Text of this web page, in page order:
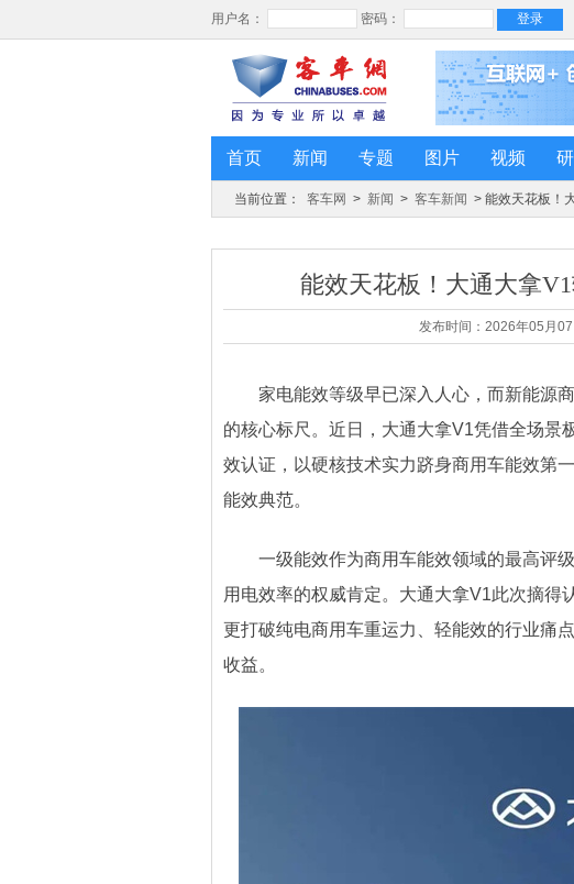
首页 新闻 专题 图片 视频
当前位置： 客车网 > 新闻 > 客车新闻 > 能效天花板！
能效天花板！大通大拿
发布时间：2026年05月
家电能效等级早已深入人心，而新能源商
的核心标尺。近日，大通大拿V1凭借全场景
效认证，以硬核技术实力跻身商用车能效第
能效典范。
一级能效作为商用车能效领域的最高评级
用电效率的权威肯定。大通大拿V1此次摘得
更打破纯电商用车重运力、轻能效的行业痛
收益。